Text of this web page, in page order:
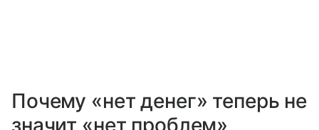
Почему «нет денег» теперь не